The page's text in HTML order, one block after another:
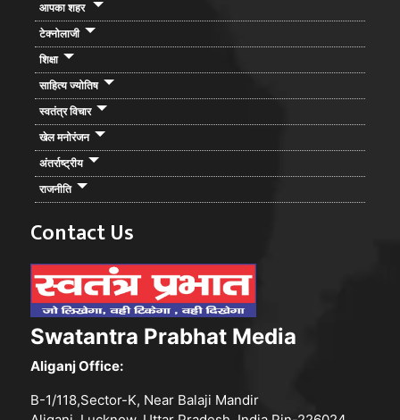
आपका शहर
टेक्नोलाजी
शिक्षा
साहित्य ज्योतिष
स्वतंत्र विचार
खेल मनोरंजन
अंतर्राष्ट्रीय
राजनीति
Contact Us
Swatantra Prabhat Media
Aliganj Office:
B-1/118,Sector-K, Near Balaji Mandir